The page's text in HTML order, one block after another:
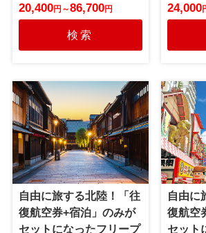
20,400円 ～86,700円
検索
24,000
自由に旅する北陸！「往
復航空券+宿泊」のみが
セットになったフリープ
自由に
復航空
セット